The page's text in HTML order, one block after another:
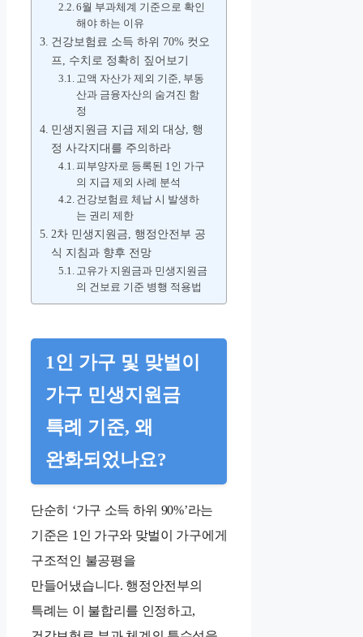
6월 부과체계 기준으로 확인
해야 하는 이유
건강보험료 소득 하위 70% 컷오
프, 수치로 정확히 짚어보기
고액 자산가 제외 기준, 부동
산과 금융자산의 숨겨진 함
정
민생지원금 지급 제외 대상, 행
정 사각지대를 주의하라
피부양자로 등록된 1인 가구
의 지급 제외 사례 분석
건강보험료 체납 시 발생하
는 권리 제한
2차 민생지원금, 행정안전부 공
식 지침과 향후 전망
고유가 지원금과 민생지원금
의 건보료 기준 병행 적용법
1인 가구 및 맞벌이
가구 민생지원금
특례 기준, 왜
완화되었나요?
단순히 ‘가구 소득 하위 90%’라는
기준은 1인 가구와 맞벌이 가구에게
구조적인 불공평을
만들어냈습니다. 행정안전부의
특례는 이 불합리를 인정하고,